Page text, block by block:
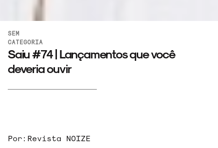
SEM
CATEGORIA
Saiu #74 | Lançamentos que você
deveria ouvir
Por: Revista NOIZE